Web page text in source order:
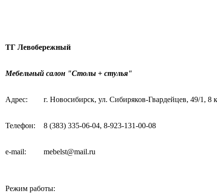
ТГ Левобережный
Мебельный салон "Столы + стулья"
Адрес: г. Новосибирск, ул. Сибиряков-Гвардейцев, 49/1, 8
Телефон: 8 (383) 335-06-04, 8-923-131-00-08
e-mail: mebelst@mail.ru
Режим работы: